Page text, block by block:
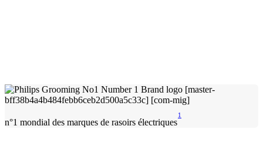
n°1 mondial des marques de rasoirs électriques
1